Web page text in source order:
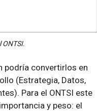
podría convertirlos en
(Estrategia, Datos,
Para el ONTSI este
y peso: el